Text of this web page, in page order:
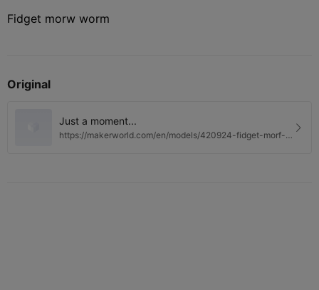
Fidget morw worm
Original
Just a moment...
https://makerworld.com/en/models/420924-fidget-morf-